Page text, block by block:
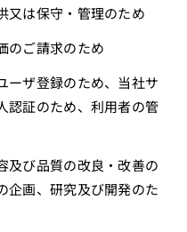
又は保守・管理のため
のご請求のため
ーザ登録のため、当社サ
認証のため、利用者の管
及び品質の改良・改善の
企画、研究及び開発のた